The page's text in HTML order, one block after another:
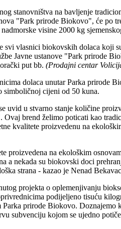
stanovništva na bavljenje
"Park prirode Biokovo", će po
visine 2000 kg
svi vlasnici biokovskih dolaca koji
Javne ustanove "Park prirode
put bb. (Prodajni centar
dolaca unutar Parka prirode
simboličnoj cijeni od 50 kuna.
uvid u stvarno stanje količine
brend želimo poticati kao
kvalitete proizvedenu na
proizvedena na ekološkim
a nekada su biokovski doci
strana - kazao je Nenad
projekta o oplemenjivanju
podijeljeno tisuću
Parka prirode Biokovo.
subvenciju kojom se ujedno